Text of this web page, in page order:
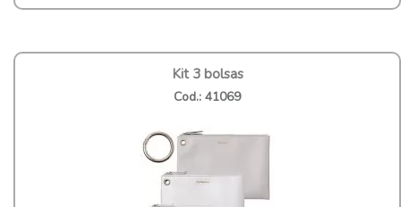
Kit 3 bolsas
Cod.: 41069